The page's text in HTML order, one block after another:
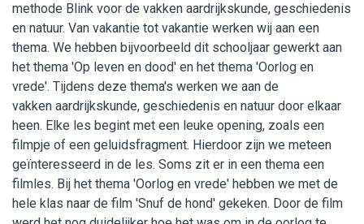
methode Blink voor de vakken aardrijkskunde, geschiedenis
en natuur. Van vakantie tot vakantie werken wij aan een
thema. We hebben bijvoorbeeld dit schooljaar gewerkt aan
het thema 'Op leven en dood' en het thema 'Oorlog en
vrede'. Tijdens deze thema's werken we aan de
vakken aardrijkskunde, geschiedenis en natuur door elkaar
heen. Elke les begint met een leuke opening, zoals een
filmpje of een geluidsfragment. Hierdoor zijn we meteen
geïnteresseerd in de les. Soms zit er in een thema een
filmles. Bij het thema 'Oorlog en vrede' hebben we met de
hele klas naar de film 'Snuf de hond' gekeken. Door de film